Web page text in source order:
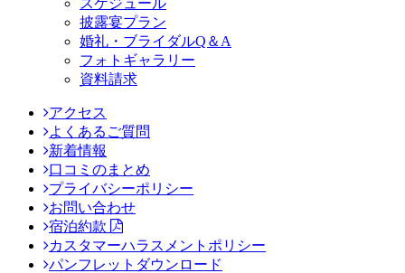
スケジュール
披露宴プラン
婚礼・ブライダルQ＆A
フォトギャラリー
資料請求
アクセス
よくあるご質問
新着情報
口コミのまとめ
プライバシーポリシー
お問い合わせ
宿泊約款
カスタマーハラスメントポリシー
パンフレットダウンロード